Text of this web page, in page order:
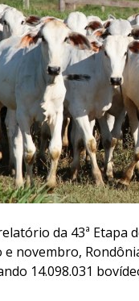
da 43ª Etapa
novembro,
14.098.031